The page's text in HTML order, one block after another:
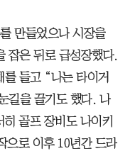
만들었으나 시장을
잡은 뒤로 급성장했다.
들고 “나는 타이거
길을 끌기도 했다. 나
골프 장비도 나이키
으로 이후 10년간 드라